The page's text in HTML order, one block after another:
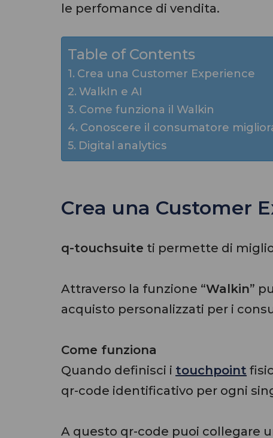
le perfomance di vendita.
Table of Contents
Crea una Customer Experience
WalkIn e AI
Come funziona il Walkin
Conoscere il consumatore
Digital analytics
Crea una Customer
q-touchsuite ti permette di
Attraverso la funzione “Walkin”
acquisto personalizzati per i
Come funziona
Quando definisci i touchpoint
qr-code identificativo per ogni
A questo qr-code puoi collegare